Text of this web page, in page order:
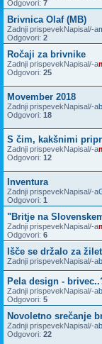
Odgovori: 7
Brivnica Olaf (MB)
Zadnji prispevekNapisal/-a
Odgovori: 2
Ročaji za brivnike
Zadnji prispevekNapisal/-a
Odgovori: 25
Movember 2018
Zadnji prispevekNapisal/-a
Odgovori: 18
S čim, kakšnimi
Zadnji prispevekNapisal/-a
Odgovori: 12
Inventura
Zadnji prispevekNapisal/-a
Odgovori: 1
"Britje na
Zadnji prispevekNapisal/-a
Odgovori: 6
Išče se držalo za
Zadnji prispevekNapisal/-a
Pela design -
Zadnji prispevekNapisal/-a
Odgovori: 5
Novoletno srečanje
Zadnji prispevekNapisal/-a
Odgovori: 22